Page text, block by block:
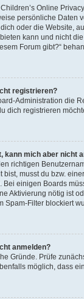
Online
persönliche Daten
oder die Website,
kann und nicht
Forum gibt?“
registrieren?
Administration die
dich registrieren
kann mich aber nicht
richtigen
bist, musst du bzw.
Bei einigen Boards
Aktivierung nötig ist
Spam-Filter blockiert
anmelden?
Gründe. Prüfe
möglich, dass